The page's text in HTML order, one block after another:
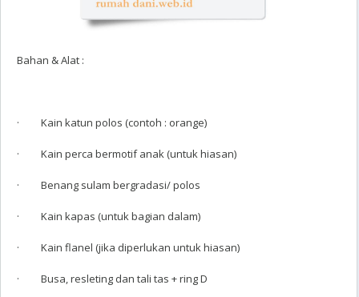
Bahan & Alat :
· Kain katun polos (contoh : orange)
· Kain perca bermotif anak (untuk hiasan)
· Benang sulam bergradasi/ polos
· Kain kapas (untuk bagian dalam)
· Kain flanel (jika diperlukan untuk hiasan)
· Busa, resleting dan tali tas + ring D